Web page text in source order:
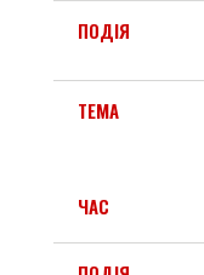
ПОДІЯ
ТЕМА
ЧАС